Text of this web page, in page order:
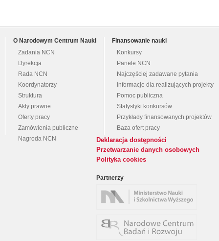
O Narodowym Centrum Nauki
Zadania NCN
Dyrekcja
Rada NCN
Koordynatorzy
Struktura
Akty prawne
Oferty pracy
Zamówienia publiczne
Nagroda NCN
Finansowanie nauki
Konkursy
Panele NCN
Najczęściej zadawane pytania
Informacje dla realizujących projekty
Pomoc publiczna
Statystyki konkursów
Przykłady finansowanych projektów
Baza ofert pracy
Deklaracja dostępności
Przetwarzanie danych osobowych
Polityka cookies
Partnerzy